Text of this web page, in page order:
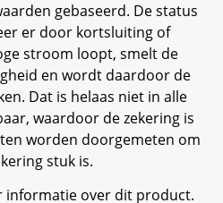
gebaseerd. De status
er door kortsluiting of
stroom loopt, smelt de
en wordt daardoor de
Dat is helaas niet in alle
waardoor de zekering is
worden doorgemeten om
stuk is.
informatie over dit product.